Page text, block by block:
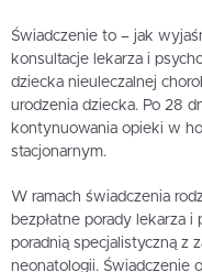
Świadczenie to – jak
konsultacje lekarza i
dziecka nieuleczalnej
urodzenia dziecka. Po 28
kontynuowania opieki w
stacjonarnym.
W ramach świadczenia
bezpłatne porady lekarza
poradnią specjalistyczną z
neonatologii. Świadczenie